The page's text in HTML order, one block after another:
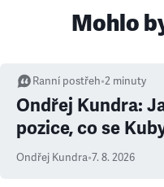
Mohlo
Ranní postřeh•2 minuty
Ondřej Kundra:
pozice, co se
Ondřej Kundra•7. 8. 2026